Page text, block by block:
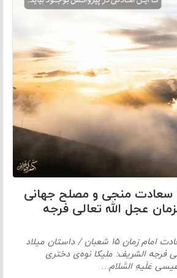
سعادت منجی و مصلح جهانی
عجل الله تعالی فرجه
به مناسبت میلاد با سعادت امام زمان ۱۵ شعبان / داستان میلاد
فرجه الشریف: ملیكا نوه‌ی دختری
عَلَیهِ السَّلام…